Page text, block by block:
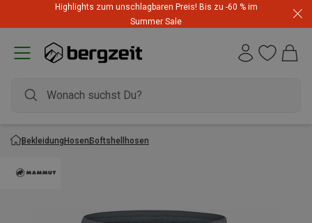
Highlights zum unschlagbaren Preis! Bis zu -60 % im
Summer Sale
BekleidungHosenSoftshellhosen